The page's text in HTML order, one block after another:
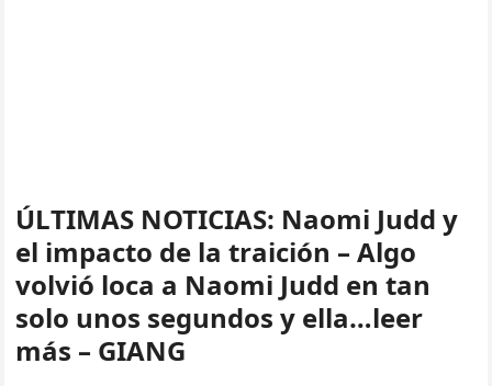
ÚLTIMAS NOTICIAS: Naomi Judd y
el impacto de la traición – Algo
volvió loca a Naomi Judd en tan
solo unos segundos y ella…leer
más – GIANG